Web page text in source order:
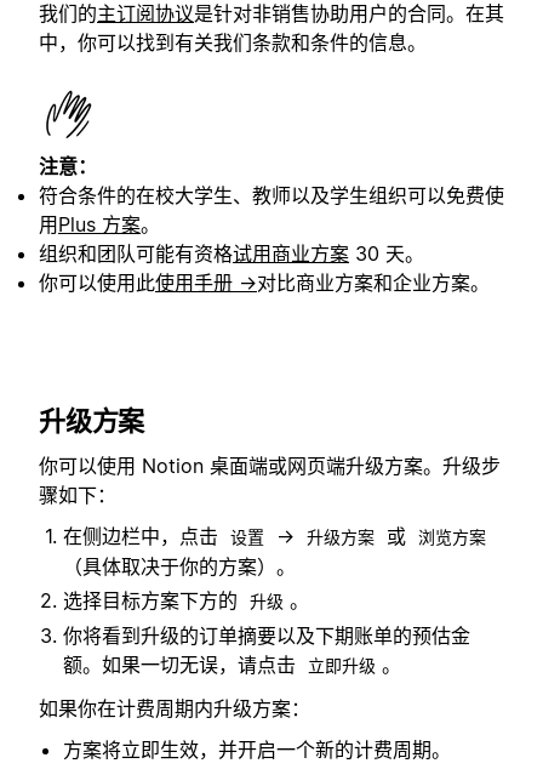
我们的主订阅协议是针对非销售协助用户的合同。在其
中，你可以找到有关我们条款和条件的信息。
注意：
符合条件的在校大学生、教师以及学生组织可以免费使
用 Plus 方案。
组织和团队可能有资格试用商业方案 30 天。
你可以使用此使用手册 →对比商业方案和企业方案。
升级方案
你可以使用 Notion 桌面端或网页端升级方案。升级步
骤如下：
在侧边栏中，点击
设置 → 升级方案 或 浏览方案
（具体取决于你的方案）。
选择目标方案下方的
升级 。
你将看到升级的订单摘要以及下期账单的预估金
额。如果一切无误，请点击
立即升级 。
如果你在计费周期内升级方案：
方案将立即生效，并开启一个新的计费周期。